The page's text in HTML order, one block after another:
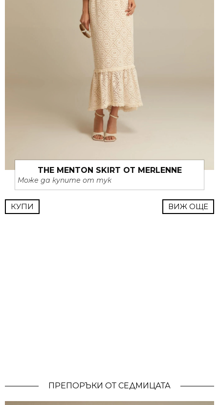
THE MENTON SKIRT ОТ MERLENNE
Може да купите от тук
КУПИ ВИЖ ОЩЕ
ПРЕПОРЪКИ ОТ СЕДМИЦАТА